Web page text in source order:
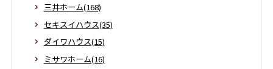
三井ホーム(168)
セキスイハウス(35)
ダイワハウス(15)
ミサワホーム(16)